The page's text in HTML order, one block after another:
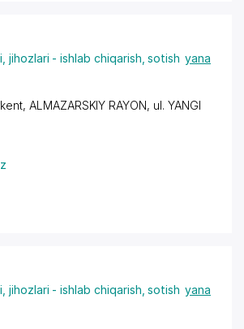
jihozlari - ishlab chiqarish, sotish yana
ALMAZARSKIY RAYON, ul. YANGI
jihozlari - ishlab chiqarish, sotish yana